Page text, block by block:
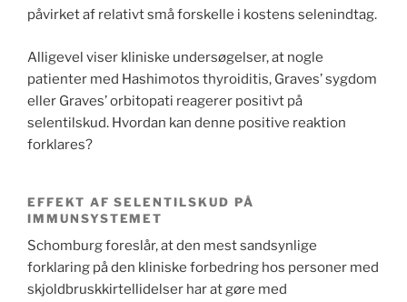
påvirket af relativt små forskelle i kostens selenindtag.
Alligevel viser kliniske undersøgelser, at nogle
patienter med Hashimotos thyroiditis, Graves’ sygdom
eller Graves’ orbitopati reagerer positivt på
selentilskud. Hvordan kan denne positive reaktion
forklares?
EFFEKT AF SELENTILSKUD PÅ
IMMUNSYSTEMET
Schomburg foreslår, at den mest sandsynlige
forklaring på den kliniske forbedring hos personer med
skjoldbruskkirtellidelser har at gøre med